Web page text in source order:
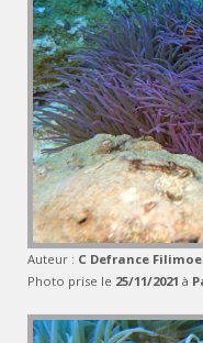
Auteur : C Defrance
Photo prise le 25/11/2021 à